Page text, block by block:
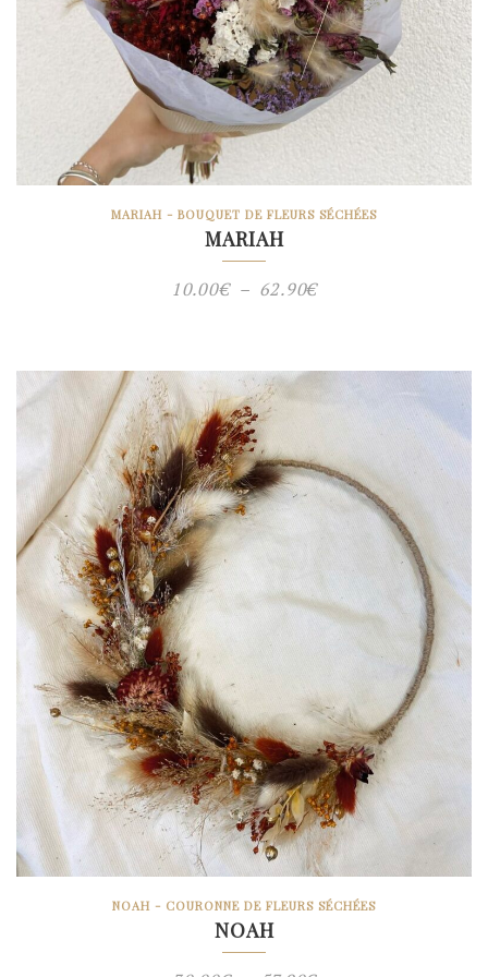
MARIAH - BOUQUET DE FLEURS SÉCHÉES
MARIAH
10.00€ – 62.90€Plage
10.00€
62.90€
NOAH - COURONNE DE FLEURS SÉCHÉES
NOAH